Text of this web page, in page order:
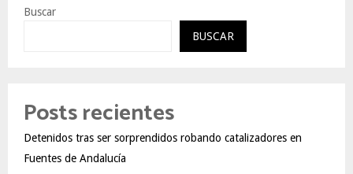
Buscar
BUSCAR
Posts recientes
Detenidos tras ser sorprendidos robando catalizadores en
Fuentes de Andalucía